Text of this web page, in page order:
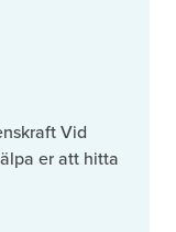
Vid
er att hitta